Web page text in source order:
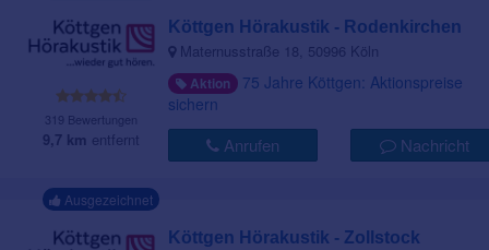
319 Bewertungen
9,7 km entfernt
Köttgen Hörakustik - Rodenkirchen
Maternusstraße 18, 50996 Köln
Aktion 75 Jahre Köttgen: Aktionspreise
sichern
Anrufen Nachricht
Ausgezeichnet
Köttgen Hörakustik - Zollstock